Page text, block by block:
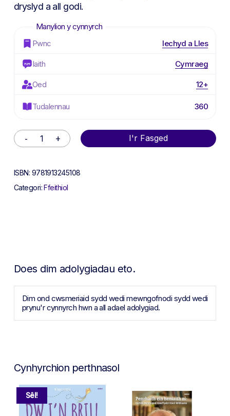
dryslyd a all godi.
Pwnc Iechyd a Lles
Iaith Cymraeg
Oed 12+
Tudalennau 360
I'r Fasged
Alternative:
ISBN: 9781913245108
Categori:Ffeithiol
Does dim adolygiadau eto.
Dim ond cwsmeriaid sydd wedi mewngofnodi sydd wedi
prynu'r cynnyrch hwn a all adael adolygiad.
Cynhyrchion perthnasol
Sêl!